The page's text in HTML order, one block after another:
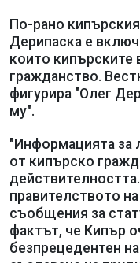
По-рано
Дерипаска е
които кипърските
гражданство.
фигурира "Олег
му".
"Информацията за
от кипърско
правителството
съобщения за
фактът, че Кипър
безпрецедентен